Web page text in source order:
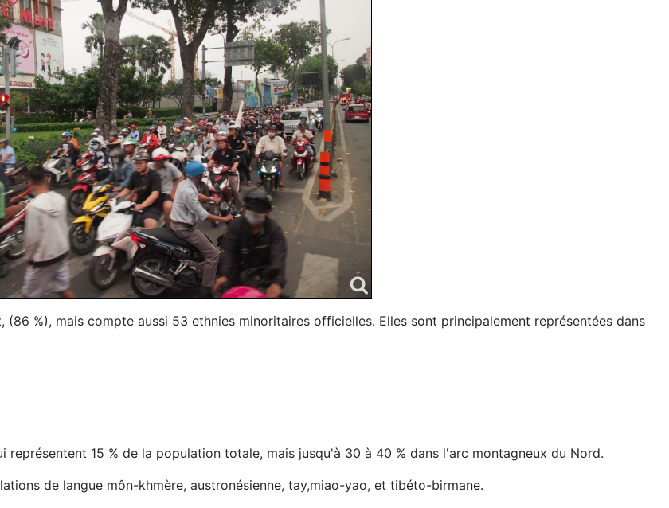
%), mais compte aussi 53 ethnies minoritaires officielles. Elles sont principalement représentées dans
15 % de la population totale, mais jusqu'à 30 à 40 % dans l'arc montagneux du Nord.
de langue môn-khmère, austronésienne, tay,miao-yao, et tibéto-birmane.